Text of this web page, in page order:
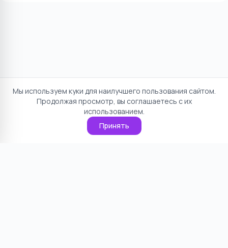
Мы используем куки для наилучшего пользования сайтом.
Продолжая просмотр, вы соглашаетесь с их
использованием.
Принять